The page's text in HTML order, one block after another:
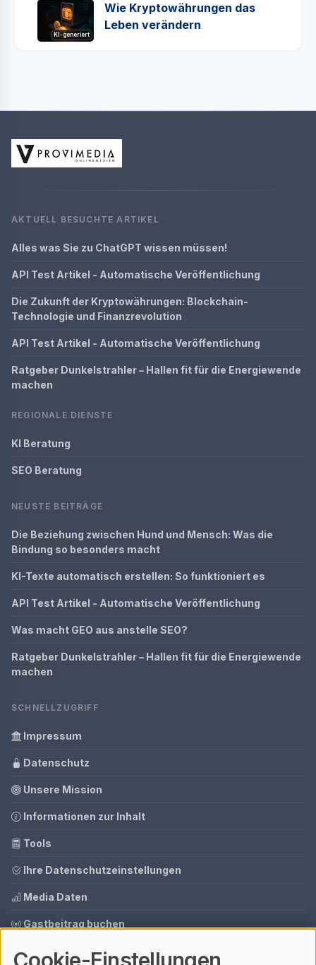
KI-generiert
Wie Kryptowährungen das
Leben verändern
AKTUELL BESUCHTE ARTIKEL
Alles was Sie zu ChatGPT wissen müssen!
API Test Artikel - Automatische Veröffentlichung
Die Zukunft der Kryptowährungen: Blockchain-
Technologie und Finanzrevolution
API Test Artikel - Automatische Veröffentlichung
Ratgeber Dunkelstrahler – Hallen fit für die Energiewende
machen
REGIONALE DIENSTE
KI Beratung
SEO Beratung
NEUSTE BEITRÄGE
Die Beziehung zwischen Hund und Mensch: Was die
Bindung so besonders macht
KI-Texte automatisch erstellen: So funktioniert es
API Test Artikel - Automatische Veröffentlichung
Was macht GEO aus anstelle SEO?
Ratgeber Dunkelstrahler – Hallen fit für die Energiewende
machen
SCHNELLZUGRIFF
Impressum
Datenschutz
Unsere Mission
Informationen zur Inhalt
Tools
Ihre Datenschutzeinstellungen
Media Daten
Gastbeitrag buchen